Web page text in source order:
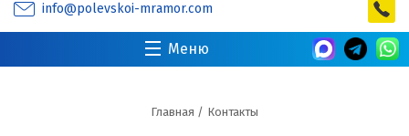
info@polevskoi-mramor.com
Меню
Главная / Контакты